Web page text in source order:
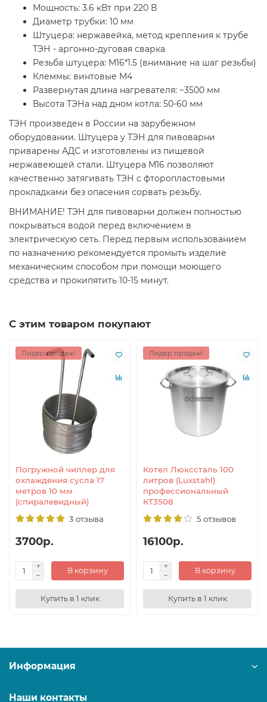
Мощность: 3.6 кВт при 220 В
Диаметр трубки: 10 мм
Штуцера: нержавейка, метод крепления к трубе
ТЭН - аргонно-дуговая сварка
Резьба штуцера: М16*1.5 (внимание на шаг резьбы)
Клеммы: винтовые М4
Развернутая длина нагревателя: ~3500 мм
Высота ТЭНа над дном котла: 50-60 мм
ТЭН произведен в России на зарубежном
оборудовании. Штуцера у ТЭН для пивоварни
приварены АДС и изготовлены из пищевой
нержавеющей стали. Штуцера М16 позволяют
качественно затягивать ТЭН с фторопластовыми
прокладками без опасения сорвать резьбу.
ВНИМАНИЕ! ТЭН для пивоварни должен полностью
покрываться водой перед включением в
электрическую сеть. Перед первым использованием
по назначению рекомендуется промыть изделие
механическим способом при помощи моющего
средства и прокипятить 10-15 минут.
С этим товаром покупают
Лидер продаж!
Погружной чиллер для
охлаждения сусла 17
метров 10 мм
(спиралевидный)
3 отзыва
3700р.
В корзину
Купить в 1 клик
Лидер продаж!
Котел Люкссталь 100
литров (Luxstahl)
профессиональный
КТ3508
5 отзывов
16100р.
В корзину
Купить в 1 клик
Информация
Наши контакты